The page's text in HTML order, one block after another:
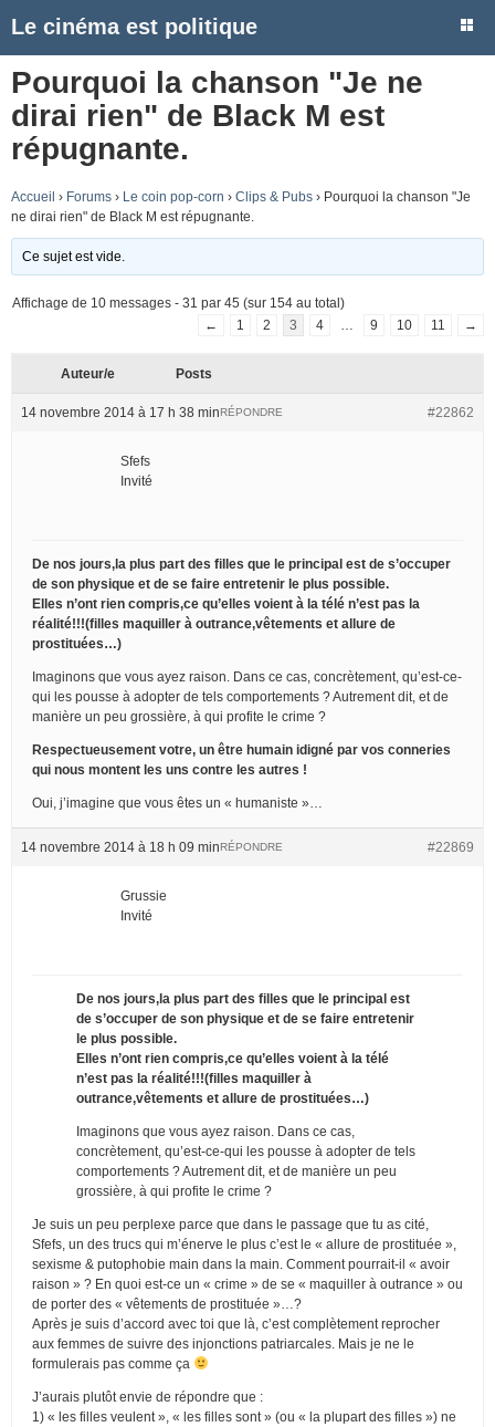
Le cinéma est politique
Pourquoi la chanson "Je ne
dirai rien" de Black M est
répugnante.
Accueil › Forums › Le coin pop-corn › Clips & Pubs › Pourquoi la chanson "Je
ne dirai rien" de Black M est répugnante.
Ce sujet est vide.
Affichage de 10 messages - 31 par 45 (sur 154 au total)
←
1 2 3 4 9 10 11 →
Auteur/e Posts
14 novembre 2014 à 17 h 38 min #22862
RÉPONDRE
Sfefs
Invité
De nos jours,la plus part des filles que le principal est de s’occuper
de son physique et de se faire entretenir le plus possible.
Elles n’ont rien compris,ce qu’elles voient à la télé n’est pas la
réalité!!!(filles maquiller à outrance,vêtements et allure de
prostituées…)
Imaginons que vous ayez raison. Dans ce cas, concrètement, qu’est-ce-
qui les pousse à adopter de tels comportements ? Autrement dit, et de
manière un peu grossière, à qui profite le crime ?
Respectueusement votre, un être humain idigné par vos conneries
qui nous montent les uns contre les autres !
Oui, j’imagine que vous êtes un « humaniste »…
14 novembre 2014 à 18 h 09 min #22869
RÉPONDRE
Grussie
Invité
De nos jours,la plus part des filles que le principal est
de s’occuper de son physique et de se faire entretenir
le plus possible.
Elles n’ont rien compris,ce qu’elles voient à la télé
n’est pas la réalité!!!(filles maquiller à
outrance,vêtements et allure de prostituées…)
Imaginons que vous ayez raison. Dans ce cas,
concrètement, qu’est-ce-qui les pousse à adopter de tels
comportements ? Autrement dit, et de manière un peu
grossière, à qui profite le crime ?
Je suis un peu perplexe parce que dans le passage que tu as cité,
Sfefs, un des trucs qui m’énerve le plus c’est le « allure de prostituée »,
sexisme & putophobie main dans la main. Comment pourrait-il « avoir
raison » ? En quoi est-ce un « crime » de se « maquiller à outrance » ou
de porter des « vêtements de prostituée »…?
Après je suis d’accord avec toi que là, c’est complètement reprocher
aux femmes de suivre des injonctions patriarcales. Mais je ne le
formulerais pas comme ça
J’aurais plutôt envie de répondre que :
1) « les filles veulent », « les filles sont » (ou « la plupart des filles ») ne